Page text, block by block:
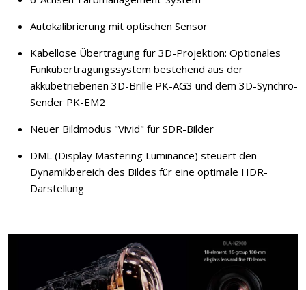
Autokalibrierung mit optischen Sensor
Kabellose Übertragung für 3D-Projektion: Optionales
Funkübertragungssystem bestehend aus der
akkubetriebenen 3D-Brille PK-AG3 und dem 3D-Synchro-
Sender PK-EM2
Neuer Bildmodus "Vivid" für SDR-Bilder
DML (Display Mastering Luminance) steuert den
Dynamikbereich des Bildes für eine optimale HDR-
Darstellung